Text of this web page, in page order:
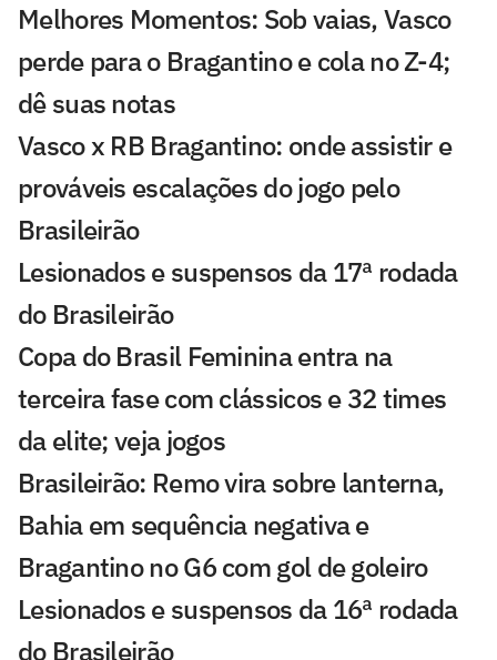
Melhores Momentos: Sob vaias, Vasco
perde para o Bragantino e cola no Z-4;
dê suas notas
Vasco x RB Bragantino: onde assistir e
prováveis escalações do jogo pelo
Brasileirão
Lesionados e suspensos da 17ª rodada
do Brasileirão
Copa do Brasil Feminina entra na
terceira fase com clássicos e 32 times
da elite; veja jogos
Brasileirão: Remo vira sobre lanterna,
Bahia em sequência negativa e
Bragantino no G6 com gol de goleiro
Lesionados e suspensos da 16ª rodada
do Brasileirão